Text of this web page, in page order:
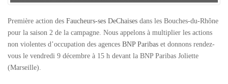
Première action des Faucheurs-ses DeChaises dans les Bouches-du-Rhône
pour la saison 2 de la campagne. Nous appelons à multiplier les actions
non violentes d’occupation des agences BNP Paribas et donnons rendez-
vous le vendredi 9 décembre à 15 h devant la BNP Paribas Joliette
(Marseille).